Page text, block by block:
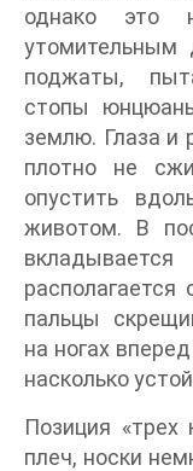
однако это
утомительным
поджаты,
стопы
землю. Глаза и
плотно не
опустить
животом. В
располагается
пальцы
на ногах
насколько
Позиция «трех
плеч, носки